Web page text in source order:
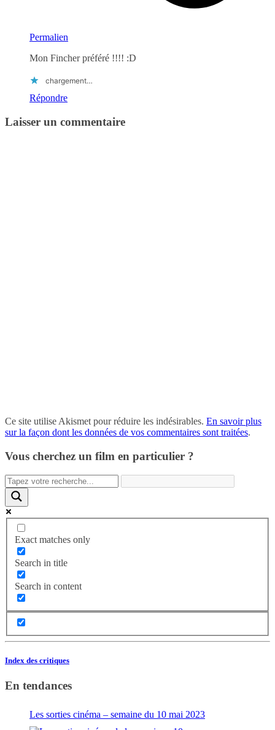
Permalien
Mon Fincher préféré !!!! :D
chargement…
Répondre
Laisser un commentaire
Ce site utilise Akismet pour réduire les indésirables. En savoir plus
sur la façon dont les données de vos commentaires sont traitées.
Vous cherchez un film en particulier ?
Exact matches only
Search in title
Search in content
Index des critiques
En tendances
Les sorties cinéma – semaine du 10 mai 2023